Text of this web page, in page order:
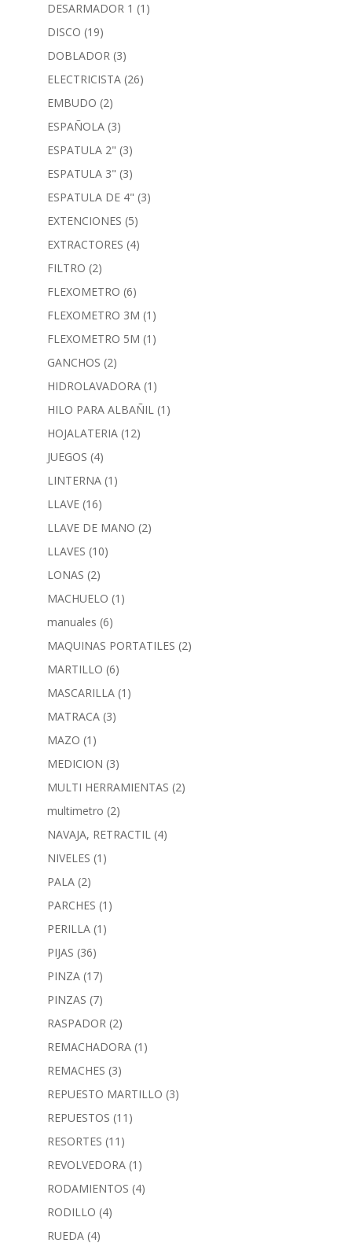
DESARMADOR 1 (1)
DISCO (19)
DOBLADOR (3)
ELECTRICISTA (26)
EMBUDO (2)
ESPAÑOLA (3)
ESPATULA 2" (3)
ESPATULA 3" (3)
ESPATULA DE 4" (3)
EXTENCIONES (5)
EXTRACTORES (4)
FILTRO (2)
FLEXOMETRO (6)
FLEXOMETRO 3M (1)
FLEXOMETRO 5M (1)
GANCHOS (2)
HIDROLAVADORA (1)
HILO PARA ALBAÑIL (1)
HOJALATERIA (12)
JUEGOS (4)
LINTERNA (1)
LLAVE (16)
LLAVE DE MANO (2)
LLAVES (10)
LONAS (2)
MACHUELO (1)
manuales (6)
MAQUINAS PORTATILES (2)
MARTILLO (6)
MASCARILLA (1)
MATRACA (3)
MAZO (1)
MEDICION (3)
MULTI HERRAMIENTAS (2)
multimetro (2)
NAVAJA, RETRACTIL (4)
NIVELES (1)
PALA (2)
PARCHES (1)
PERILLA (1)
PIJAS (36)
PINZA (17)
PINZAS (7)
RASPADOR (2)
REMACHADORA (1)
REMACHES (3)
REPUESTO MARTILLO (3)
REPUESTOS (11)
RESORTES (11)
REVOLVEDORA (1)
RODAMIENTOS (4)
RODILLO (4)
RUEDA (4)